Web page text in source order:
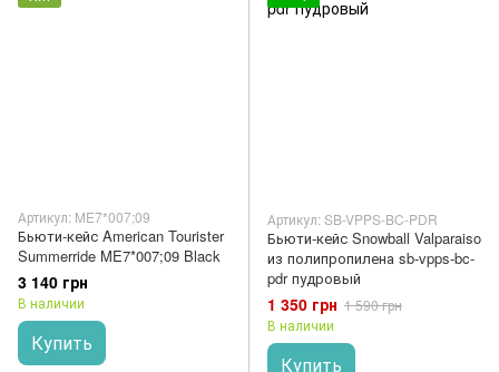
Артикул: ME7*007;09
Бьюти-кейс American Tourister
Summerride ME7*007;09 Black
3 140 грн
В наличии
Купить
Артикул: SB-VPPS-BC-PDR
Бьюти-кейс Snowball Valparaiso
из полипропилена sb-vpps-bc-
pdr пудровый
1 350 грн 1 590 грн
В наличии
Купить